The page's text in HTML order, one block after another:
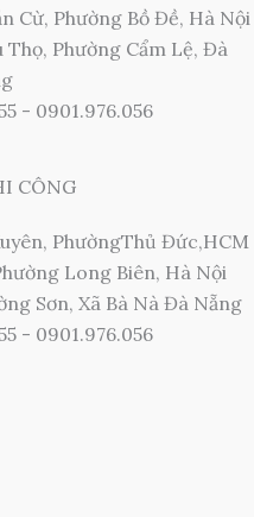
Cừ, Phường Bồ Đề, Hà Nội
Phường Cẩm Lệ, Đà
- 0901.976.056
CÔNG
PhườngThủ Đức,HCM
Long Biên, Hà Nội
Sơn, Xã Bà Nà Đà Nẵng
- 0901.976.056